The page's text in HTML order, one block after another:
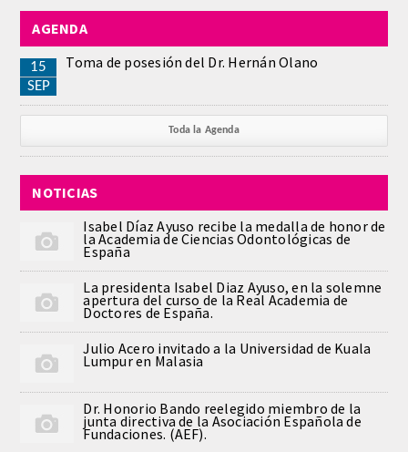
ACADEMICOS
CIENCIAS BASICAS MEDICAS
AFINES A LA ODONTOLOGIA
HUMANIDADES Y CIENCIAS
MEDICO-JURIDICAS
PREVENCION,PROMOCION DE LA
SALUD Y GESTION NUEVAS
TECNOLOGIAS SANITARIAS
ESTOMATOLOGIA MEDICO-
QUIRURGICA
AGENDA
15
SEP
Toma de posesión del Dr. Hernán Olano
Toda la Agenda
NOTICIAS
Isabel Díaz Ayuso recibe la medalla de honor de
la Academia de Ciencias Odontológicas de
España
La presidenta Isabel Diaz Ayuso, en la solemne
apertura del curso de la Real Academia de
Doctores de España.
Julio Acero invitado a la Universidad de Kuala
Lumpur en Malasia
Dr. Honorio Bando reelegido miembro de la
junta directiva de la Asociación Española de
Fundaciones. (AEF).